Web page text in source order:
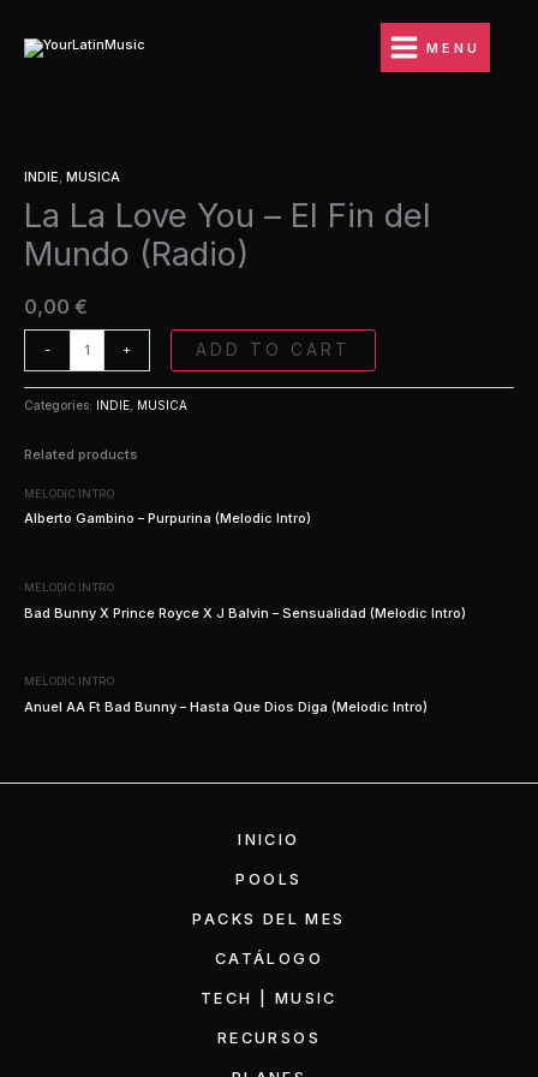
contenido
MENU
INDIE, MUSICA
La La Love You – El Fin del
Mundo (Radio)
0,00 €
-
La
Love
You
-
Fin
Mundo
(Radio)
+ ADD TO CART
Categories: INDIE MUSICA
Related products
MELODIC INTRO
Alberto Gambino – Purpurina (Melodic Intro)
MELODIC INTRO
Bad Bunny X Prince Royce X J Balvin – Sensualidad (Melodic Intro)
MELODIC INTRO
Anuel AA Ft Bad Bunny – Hasta Que Dios Diga (Melodic Intro)
INICIO
POOLS
PACKS DEL MES
CATÁLOGO
TECH | MUSIC
RECURSOS
-
El
quantity